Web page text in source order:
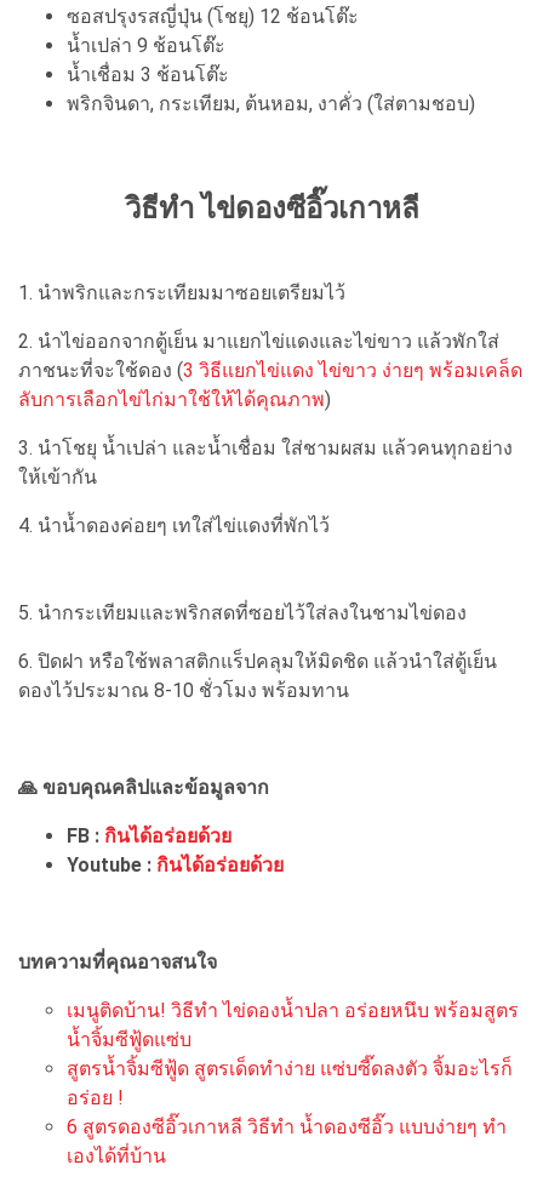
ซอสปรุงรสญี่ปุ่น (โชยุ) 12 ช้อนโต๊ะ
น้ำเปล่า 9 ช้อนโต๊ะ
น้ำเชื่อม 3 ช้อนโต๊ะ
พริกจินดา, กระเทียม, ต้นหอม, งาคั่ว (ใส่ตามชอบ)
วิธีทำ ไข่ดองซีอิ๊วเกาหลี
1. นำพริกและกระเทียมมาซอยเตรียมไว้
2. นำไข่ออกจากตู้เย็น มาแยกไข่แดงและไข่ขาว แล้วพักใส่
ภาชนะที่จะใช้ดอง (3 วิธีแยกไข่แดง ไข่ขาว ง่ายๆ พร้อมเคล็ด
ลับการเลือกไข่ไก่มาใช้ให้ได้คุณภาพ)
3. นำโชยุ น้ำเปล่า และน้ำเชื่อม ใส่ชามผสม แล้วคนทุกอย่าง
ให้เข้ากัน
4. นำน้ำดองค่อยๆ เทใส่ไข่แดงที่พักไว้
5. นำกระเทียมและพริกสดที่ซอยไว้ใส่ลงในชามไข่ดอง
6. ปิดฝา หรือใช้พลาสติกแร็ปคลุมให้มิดชิด แล้วนำใส่ตู้เย็น
ดองไว้ประมาณ 8-10 ชั่วโมง พร้อมทาน
🙏 ขอบคุณคลิปและข้อมูลจาก
FB : กินได้อร่อยด้วย
Youtube : กินได้อร่อยด้วย
บทความที่คุณอาจสนใจ
เมนูติดบ้าน! วิธีทำ ไข่ดองน้ำปลา อร่อยหนึบ พร้อมสูตร
น้ำจิ้มซีฟู้ดแซ่บ
สูตรน้ำจิ้มซีฟู้ด สูตรเด็ดทำง่าย แซ่บซี๊ดลงตัว จิ้มอะไรก็
อร่อย !
6 สูตรดองซีอิ๊วเกาหลี วิธีทำ น้ำดองซีอิ๊ว แบบง่ายๆ ทำ
เองได้ที่บ้าน